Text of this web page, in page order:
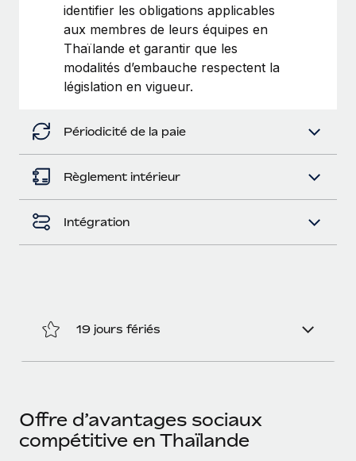
Comment Phiture gère ses 55 employés
répartis dans 19 pays grâce à Remote
Phiture, un leader notable du conseil en matière de
croissance mobile internationale, encourage les...
identifier les obligations applicables
aux membres de leurs équipes en
Thaïlande et garantir que les
modalités d’embauche respectent la
législation en vigueur.
Périodicité de la paie
Règlement intérieur
Intégration
19 jours fériés
Offre d’avantages sociaux
compétitive en Thaïlande